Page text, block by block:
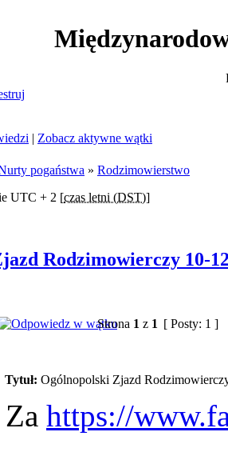
| Zobacz aktywne wątki
pogaństwa » Rodzimowierstwo
UTC + 2 [czas letni (DST)]
Rodzimowierczy 10-
Strona 1 z 1 [ Posty: 1 ]
Tytuł: Ogólnopolski Zjazd
Za https://